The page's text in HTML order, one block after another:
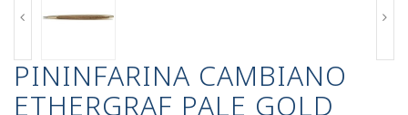
PININFARINA CAMBIANO
ETHERGRAF PALE GOLD